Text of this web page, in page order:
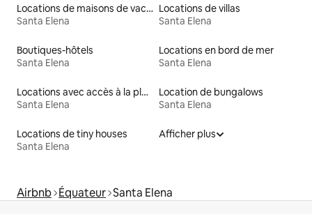
Locations de maisons de vacances
Santa Elena
Locations de villas
Santa Elena
Boutiques-hôtels
Santa Elena
Locations en bord de mer
Santa Elena
Locations avec accès à la plage
Santa Elena
Location de bungalows
Santa Elena
Locations de tiny houses
Santa Elena
Afficher plus
Airbnb Équateur Santa Elena